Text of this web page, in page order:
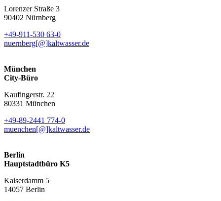
Lorenzer Straße 3
90402 Nürnberg
+49-911-530 63-0
nuernberg[@]kaltwasser.de
München
City-Büro
Kaufingerstr. 22
80331 München
+49-89-2441 774-0
muenchen[@]kaltwasser.de
Berlin
Hauptstadtbüro K5
Kaiserdamm 5
14057 Berlin